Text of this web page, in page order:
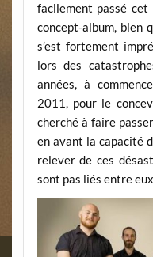
facilement passé cet
concept-album, bien
s’est fortement
lors des
années, à
2011, pour le
cherché à faire
en avant la capacité
relever de ces
sont pas liés entre